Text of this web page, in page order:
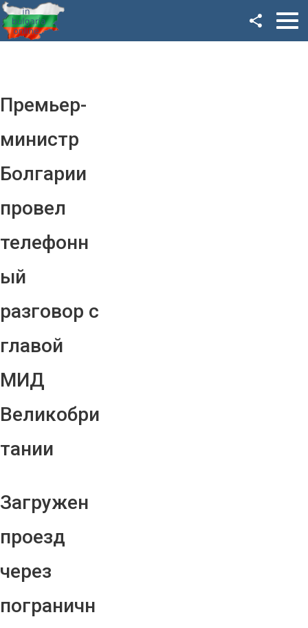
Премьер-
министр
Болгарии
провел
телефонн
ый
разговор с
главой
МИД
Великобри
тании
Загружен
проезд
через
пограничн